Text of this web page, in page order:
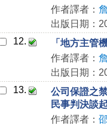
作者譯者：
出版日期：
12.
「地方主管
作者譯者：
出版日期：
13.
公司保證之
民事判決談
作者譯者：